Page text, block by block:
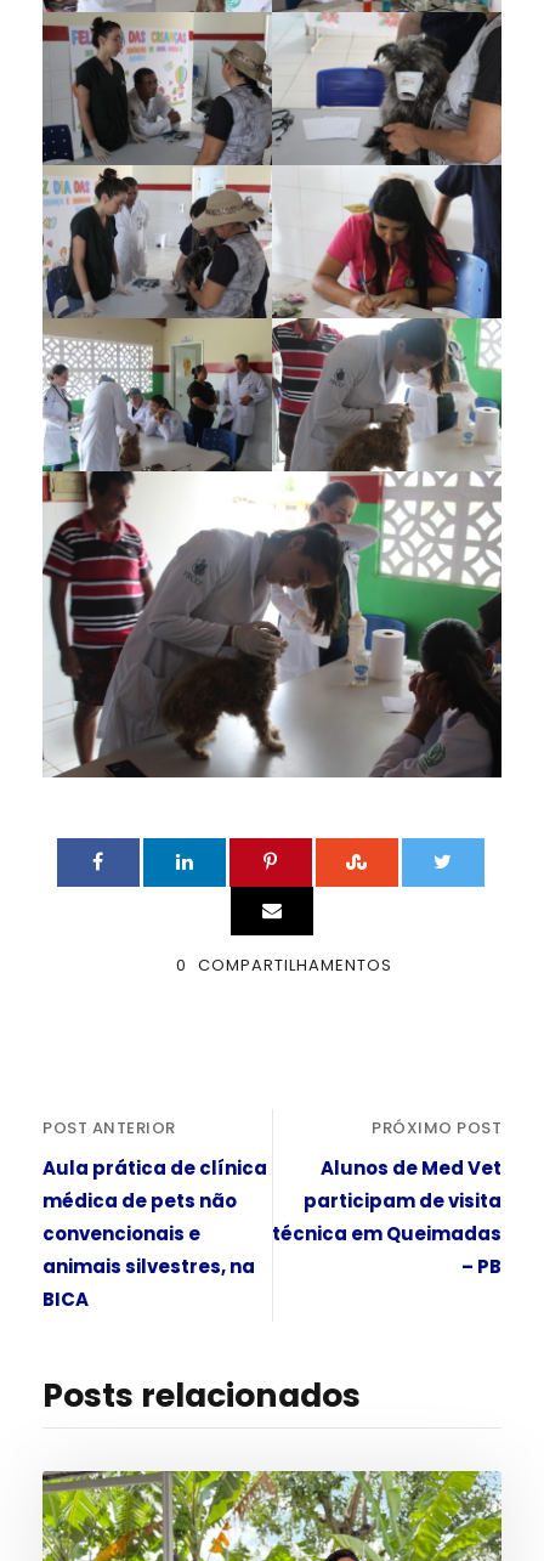
0 COMPARTILHAMENTOS
POST ANTERIOR
Aula prática de clínica
médica de pets não
convencionais e
animais silvestres, na
BICA
PRÓXIMO POST
Alunos de Med Vet
participam de visita
técnica em Queimadas
– PB
Posts relacionados